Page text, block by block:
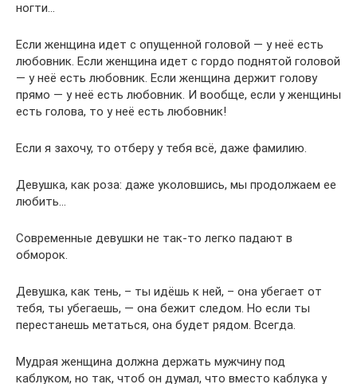
ногти…
Если женщина идет с опущенной головой — у неё есть
любовник. Если женщина идет с гордо поднятой головой
— у неё есть любовник. Если женщина держит голову
прямо — у неё есть любовник. И вообще, если у женщины
есть голова, то у неё есть любовник!
Если я захочу, то отберу у тебя всё, даже фамилию.
Девушка, как роза: даже уколовшись, мы продолжаем ее
любить…
Современные девушки не так-то легко падают в
обморок.
Девушка, как тень, – ты идёшь к ней, – она убегает от
тебя, ты убегаешь, — она бежит следом. Но если ты
перестанешь метаться, она будет рядом. Всегда.
Мудрая женщина должна держать мужчину под
каблуком, но так, чтоб он думал, что вместо каблука у